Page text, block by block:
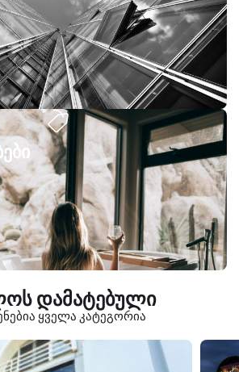
დამატებული
ყველა კატეგორია